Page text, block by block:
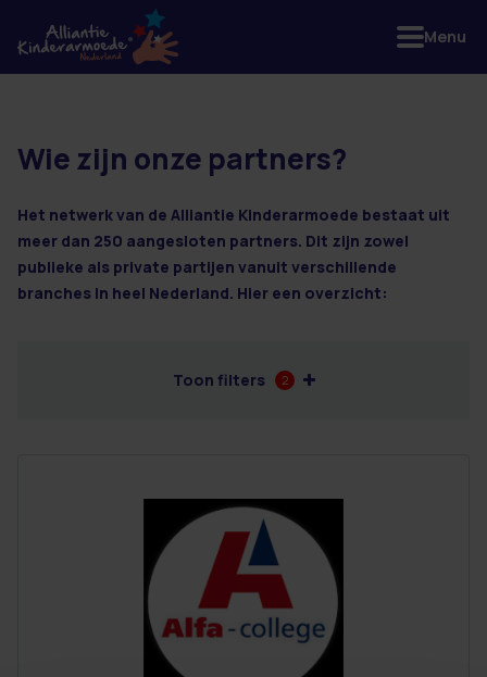
3 resultaten
Wie zijn onze partners?
Het netwerk van de Alliantie Kinderarmoede bestaat uit
meer dan 250 aangesloten partners. Dit zijn zowel
publieke als private partijen vanuit verschillende
branches in heel Nederland. Hier een overzicht:
Toon filters 2
Menu